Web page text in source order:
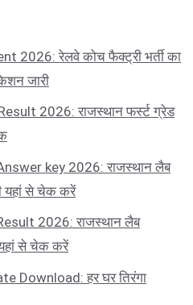
2026: रेलवे कोच फैक्ट्री भर्ती का
जारी
2026: राजस्थान फर्स्ट ग्रेड
key 2026: राजस्थान लैब
यहां से चेक करें
2026: राजस्थान लैब
से चेक करें
Download: हर घर तिरंगा